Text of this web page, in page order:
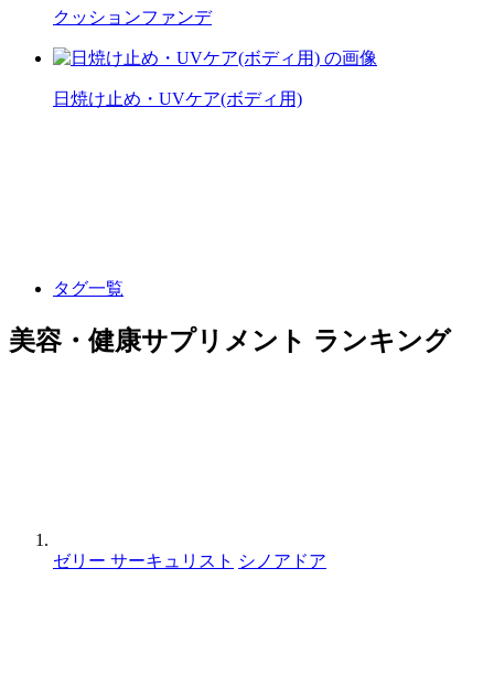
クッションファンデ
日焼け止め・UVケア(ボディ用)
タグ一覧
美容・健康サプリメント ランキング
ゼリー サーキュリスト シノアドア